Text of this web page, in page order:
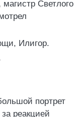
Светлого
Илигор.
портрет
реакцией